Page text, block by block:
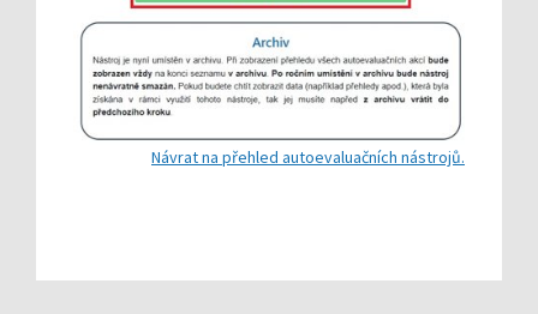
Návrat na přehled autoevaluačních nástrojů.